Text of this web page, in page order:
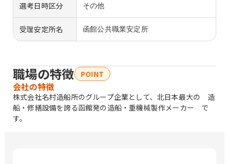
選考日時区分 その他
受理安定所名 函館公共職業安定所
職場の特徴 POINT
会社の特徴
株式会社名村造船所のグループ企業として、北日本最大の 造
船・修繕設備を誇る函館発の造船・重機械製作メーカー で
す。